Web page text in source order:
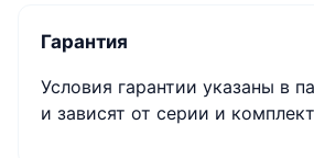
Гарантия
Условия гарантии указаны в
и зависят от серии и